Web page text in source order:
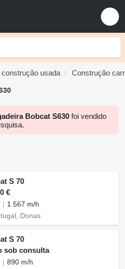
usada Construção
Bobcat S630 foi vendido
S 70
€
1 567 m/h
Donas
S 70
sob consulta
890 m/h